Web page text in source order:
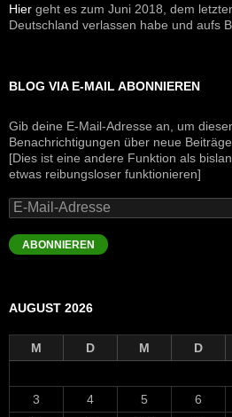
Hier geht es zum Juni 2018, dem
Deutschland verlassen habe und aufs
BLOG VIA E-MAIL ABONNIEREN
Gib deine E-Mail-Adresse an, um
Benachrichtigungen über neue
[Dies ist eine andere Funktion als
etwas reibungsloser funktionieren]
E-
Mail-
Adresse
ABONNIEREN
AUGUST 2026
M D M D
3
4 5 6